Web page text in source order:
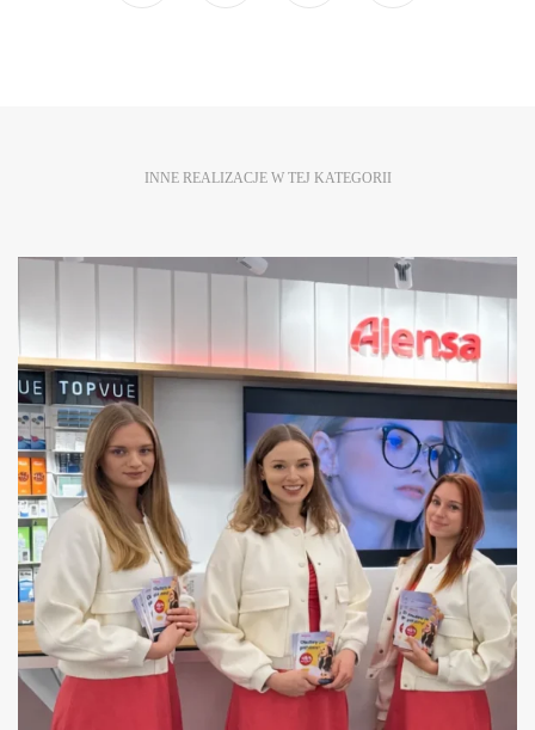
INNE REALIZACJE W TEJ KATEGORII